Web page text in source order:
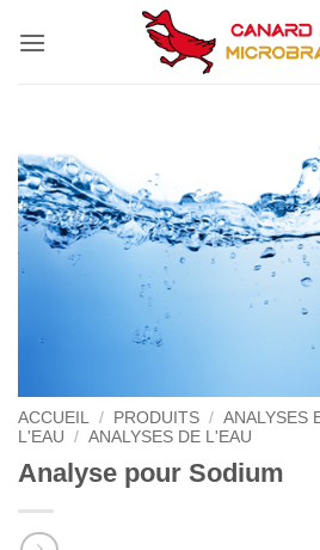
ACCUEIL / PRODUITS / ANALYSES
L'EAU
/ ANALYSES DE L'EAU
Analyse pour Sodium